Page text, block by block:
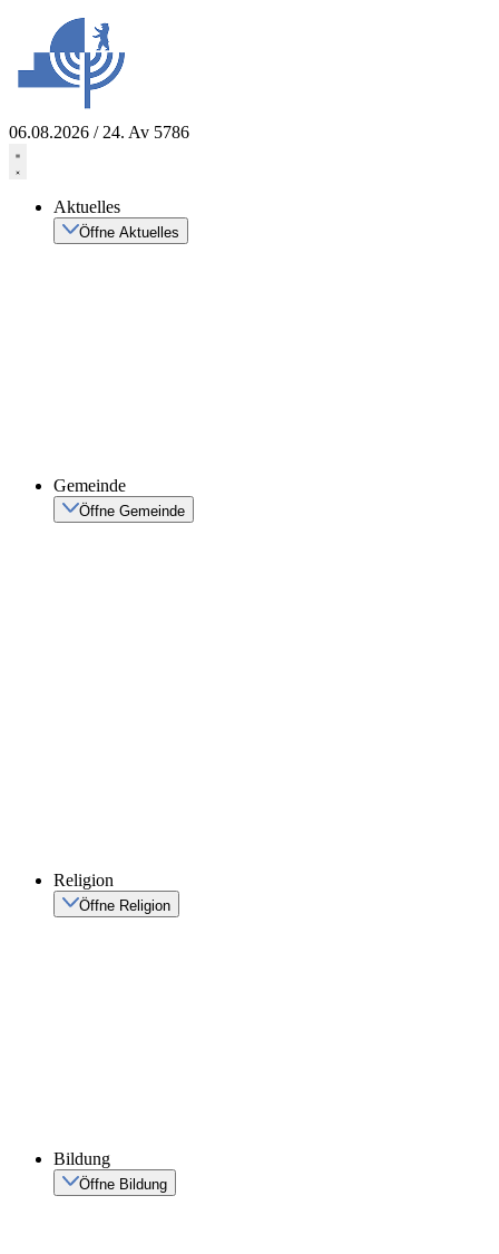
springen
06.08.2026 / 24. Av 5786
Aktuelles
Öffne Aktuelles
Gemeinde
Öffne Gemeinde
Religion
Öffne Religion
Bildung
Öffne Bildung